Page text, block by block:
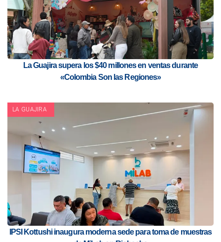
La Guajira supera los $40 millones en ventas durante
«Colombia Son las Regiones»
LA GUAJIRA
IPSI Kottushi inaugura moderna sede para toma de muestras